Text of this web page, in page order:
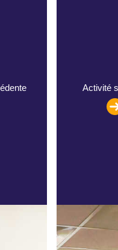
Activité